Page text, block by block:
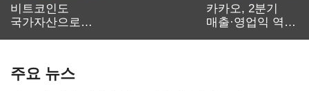
비트코인도
국가자산으로…'
카카오, 2분기
매출·영업익 역대
주요 뉴스